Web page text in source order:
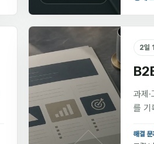
2일
과제
를 기
해결 문